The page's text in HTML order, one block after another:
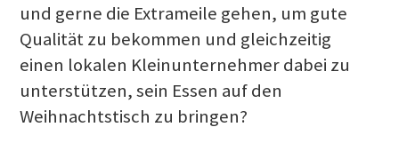
und gerne die Extrameile gehen, um gute
Qualität zu bekommen und gleichzeitig
einen lokalen Kleinunternehmer dabei zu
unterstützen, sein Essen auf den
Weihnachtstisch zu bringen?